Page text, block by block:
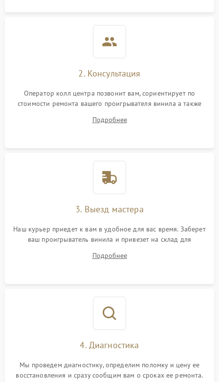
2. Консультация
Оператор колл центра позвонит вам, сориентирует по
стоимости ремонта вашего проигрывателя винила а также
Подробнее
3. Выезд мастера
Наш курьер приедет к вам в удобное для вас время. Заберет
ваш проигрыватель винила и привезет на склад для
Подробнее
4. Диагностика
Мы проведем диагностику, определим поломку и цену ее
восстановления и сразу сообщим вам о сроках ее ремонта.